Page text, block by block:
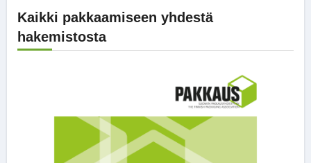
Kaikki pakkaamiseen yhdestä
hakemistosta